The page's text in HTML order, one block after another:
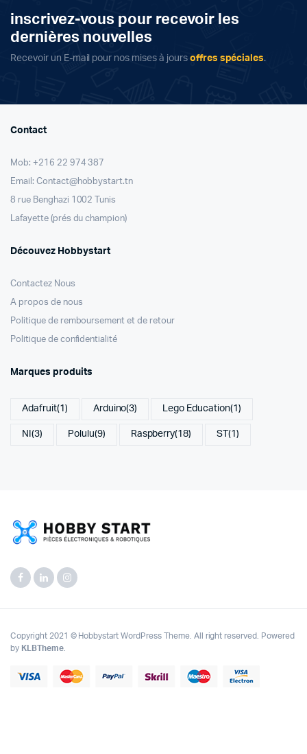
inscrivez-vous pour recevoir les
dernières nouvelles
Recevoir un E-mail pour nos mises à jours offres spéciales.
Contact
Mob: +216 22 974 387
Email: Contact@hobbystart.tn
8 rue Benghazi 1002 Tunis
Lafayette (prés du champion)
Découvez Hobbystart
Contactez Nous
A propos de nous
Politique de remboursement et de retour
Politique de confidentialité
Marques produits
Adafruit(1) Arduino(3) Lego Education(1)
NI (3) Polulu(9) Raspberry(18) ST(1)
Copyright 2021 © Hobbystart WordPress Theme. All right reserved. Powered
by KLBTheme.